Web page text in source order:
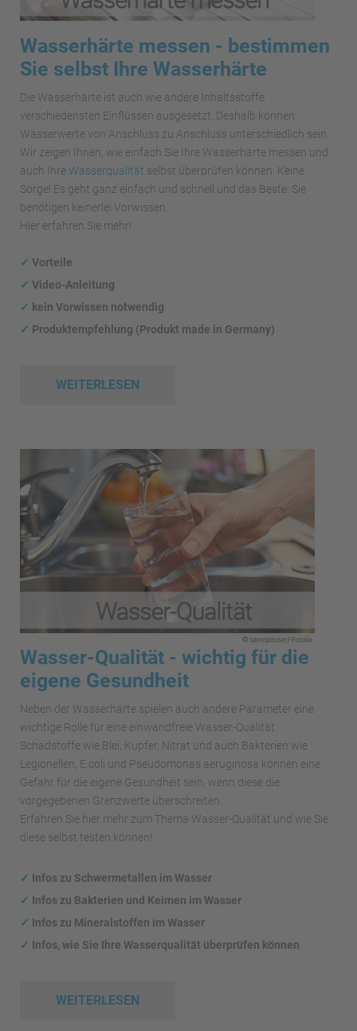
Wasserhärte messen - bestimmen
Sie selbst Ihre Wasserhärte
Die Wasserhärte ist auch wie andere Inhaltsstoffe
verschiedensten Einflüssen ausgesetzt. Deshalb können
Wasserwerte von Anschluss zu Anschluss unterschiedlich sein.
Wir zeigen Ihnen, wie einfach Sie Ihre Wasserhärte messen und
auch IhreWasserqualität selbst überprüfen können. Keine
Sorge! Es geht ganz einfach und schnell und das Beste: Sie
benötigen keinerlei Vorwissen.
Hier erfahren Sie mehr!
✓ Vorteile
✓ Video-Anleitung
✓ kein Vorwissen notwendig
✓ Produktempfehlung (Produkt made in Germany)
WEITERLESEN
Wasser-Qualität - wichtig für die
eigene Gesundheit
Neben der Wasserhärte spielen auch andere Parameter eine
wichtige Rolle für eine einwandfreie Wasser-Qualität.
Schadstoffe wie Blei, Kupfer, Nitrat und auch Bakterien wie
Legionellen, E.coli und Pseudomonas aeruginosa können eine
Gefahr für die eigene Gesundheit sein, wenn diese die
vorgegebenen Grenzwerte überschreiten.
Erfahren Sie hier mehr zum Thema Wasser-Qualität und wie Sie
diese selbst testen können!
✓ Infos zu Schwermetallen im Wasser
✓ Infos zu Bakterien und Keimen im Wasser
✓ Infos zu Mineralstoffen im Wasser
✓ Infos, wie Sie Ihre Wasserqualität überprüfen können
WEITERLESEN